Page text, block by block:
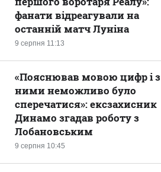
9 серпня 11:13
фанати відреагували на
останній матч Луніна
9 серпня 10:45
«Пояснював мовою цифр і з
ними неможливо було
сперечатися»: ексзахисник
Динамо згадав роботу з
Лобановським